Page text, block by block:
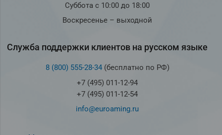
Суббота с 10:00 до 18:00
Воскресенье – выходной
Служба под­держки кли­ен­тов на рус­ском языке
8 (800) 555-28-34(бесплатно по РФ)
+7 (495) 011-12-94
+7 (495) 011-12-54
info@euroaming.ru